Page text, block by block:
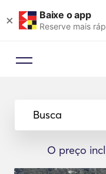
× Baixe o app
Reserve mais
Busca
O preço